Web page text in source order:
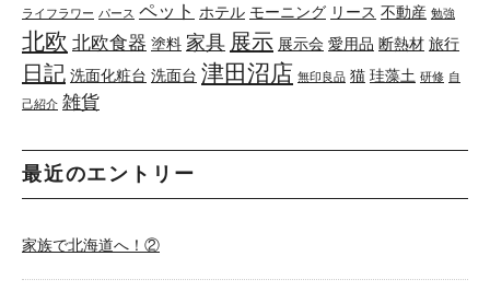
ライフラワー パース ペット ホテル モーニング リース 不動産 勉強
北欧 北欧食器 塗料 家具 展示 展示会 愛用品 断熱材 旅行
日記 洗面化粧台 洗面台 津田沼店 無印良品 猫 珪藻土 研修 自
己紹介 雑貨
最近のエントリー
家族で北海道へ！②